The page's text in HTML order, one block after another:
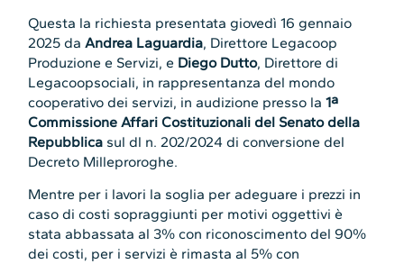
Questa la richiesta presentata giovedì 16 gennaio
2025 daAndrea Laguardia, Direttore Legacoop
Produzione e Servizi, e Diego Dutto, Direttore di
Legacoopsociali, in rappresentanza del mondo
cooperativo dei servizi, in audizione presso la1ª
Commissione Affari Costituzionali del Senato della
Repubblica sul dl n. 202/2024 di conversione del
Decreto Milleproroghe.
Mentre per i lavori la soglia per adeguare i prezzi in
caso di costi sopraggiunti per motivi oggettivi è
stata abbassata al 3% con riconoscimento del 90%
dei costi, per i servizi è rimasta al 5% con